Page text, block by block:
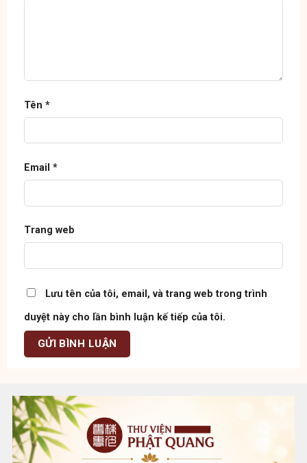
Tên *
Email *
Trang web
Lưu tên của tôi, email, và trang web trong trình
duyệt này cho lần bình luận kế tiếp của tôi.